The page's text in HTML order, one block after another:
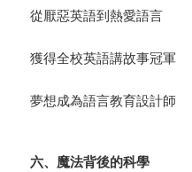
從厭惡英語到熱愛語言
獲得全校英語講故事冠軍
夢想成為語言教育設計師
六、魔法背後的科學